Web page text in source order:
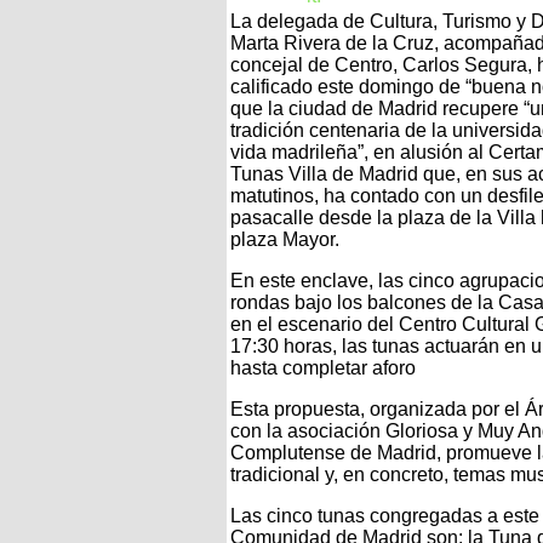
La delegada de Cultura, Turismo y
Marta Rivera de la Cruz,
concejal de Centro, Carlos Segura,
calificado este domingo de “buena
que la ciudad de Madrid recupere
tradición centenaria de la
vida madrileña”, en alusión al
Tunas Villa de Madrid que, en sus
matutinos, ha contado con un
pasacalle desde la plaza de la Villa
plaza Mayor.
En este enclave, las cinco
rondas bajo los balcones de la
en el escenario del Centro Cultural
17:30 horas, las tunas actuarán en
hasta completar aforo
Esta propuesta, organizada por el
con la asociación Gloriosa y Muy
Complutense de Madrid,
tradicional y, en concreto, temas
Las cinco tunas congregadas a
Comunidad de Madrid son: la Tuna